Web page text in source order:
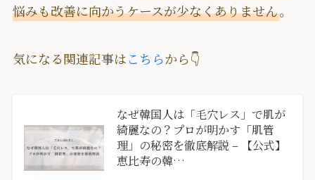
悩みも改善に向かうケースが少なくありません。
気になる関連記事はこちらから👇
なぜ韓国人は「毛穴レス」で肌が
綺麗なの？プロが明かす「肌管
理」の秘密を徹底解説 – 【公式】
恵比寿の韓…